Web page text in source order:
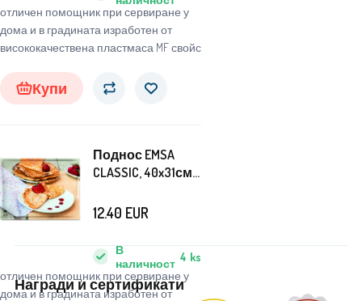
отличен помощник при сервиране у
дома и в градината изработен от
висококачествена пластмаса MF свойс
Купи
Поднос EMSA
CLASSIC, 40x31см -
EMSA
отличен помощник при сервиране у
дома и в градината изработен от
В
наличност 4 ks
12.40 EUR
Награди и сертификати